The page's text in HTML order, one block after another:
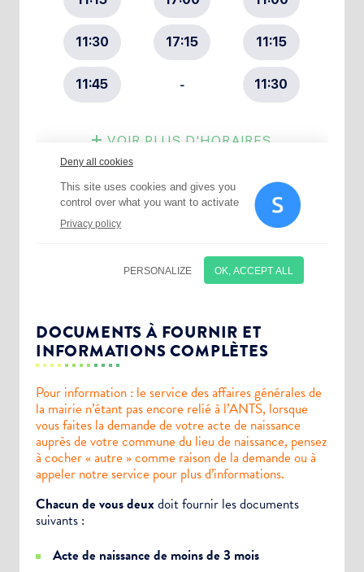
DOCUMENTS À FOURNIR ET
INFORMATIONS COMPLÈTES
Pour information : le service des affaires générales de
la mairie n’étant pas encore relié à l’ANTS, lorsque
vous faites la demande de votre acte de naissance
auprès de votre commune du lieu de naissance, pensez
à cocher « autre » comme raison de la demande ou à
appeler notre service pour plus d’informations.
Chacun de vous deuxdoit fournir les documents
suivants :
Acte de naissance de moins de 3 mois
Choisissez votre abonnement :
Newsletter Culture
Newsletter Sport et Vie associative